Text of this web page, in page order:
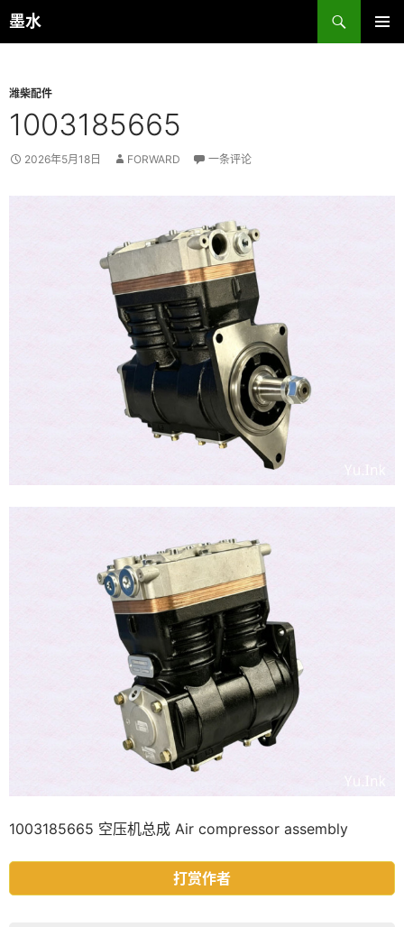
跳
至
墨水
搜
索
潍柴配件
1003185665
2026年5月18日 FORWARD 一条评论
1003185665 空压机总成 Air compressor assembly
打赏作者